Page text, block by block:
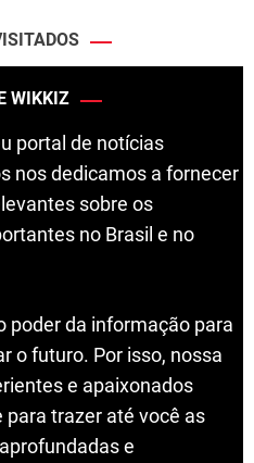
WIKKIZ
portal de notícias
nos dedicamos a fornecer
sobre os
no Brasil e no
poder da informação para
o futuro. Por isso, nossa
e apaixonados
trazer até você as
e